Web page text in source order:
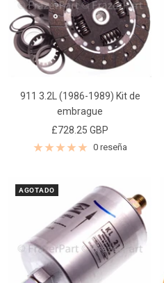
911 3.2L (1986-1989) Kit de
embrague
Precio
de
£728.25 GBP
0 reseña
AGOTADO